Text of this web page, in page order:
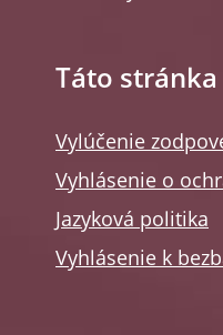
Táto stránka
Vylúčenie
Vyhlásenie o
Jazyková politika
Vyhlásenie k